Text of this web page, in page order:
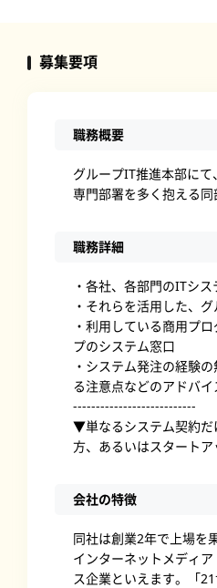
募集要項
職務概要
グループIT推進本部にて
専門部署を多く抱える
職務詳細
・各社、各部門のITシ
・それらを活用した、
・利用している商用プ
プのシステム窓口
・システム発注の経験
る注意点などのアドバイ
---------------------------
▼単なるシステム契約だ
方、あるいはスタート
会社の特徴
同社は創業2年で上場を
インターネットメディ
ス企業といえます。「